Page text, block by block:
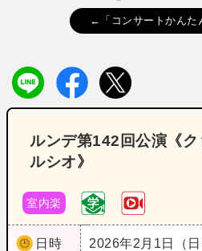
←「コンサートかんた
ルンデ第142回公演《
ルシオ》
室内楽
日時
2026年2月1日（日